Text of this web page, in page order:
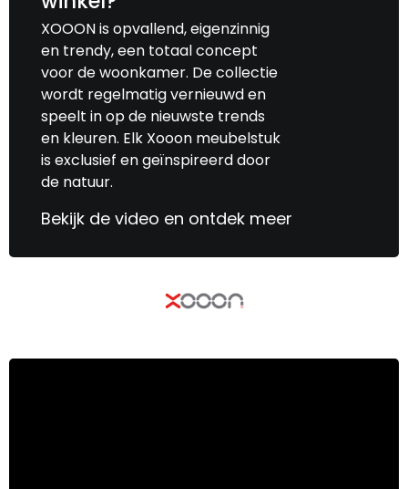
XOOON is opvallend, eigenzinnig
en trendy, een totaal concept
voor de woonkamer. De collectie
wordt regelmatig vernieuwd en
speelt in op de nieuwste trends
en kleuren. Elk Xooon meubelstuk
is exclusief en geïnspireerd door
de natuur.
Bekijk de video en ontdek meer